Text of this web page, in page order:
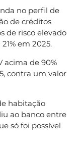
no perfil de
de créditos
de risco elevado
em 2025.
acima de 90%
contra um valor
habitação
ao banco entre
só foi possível